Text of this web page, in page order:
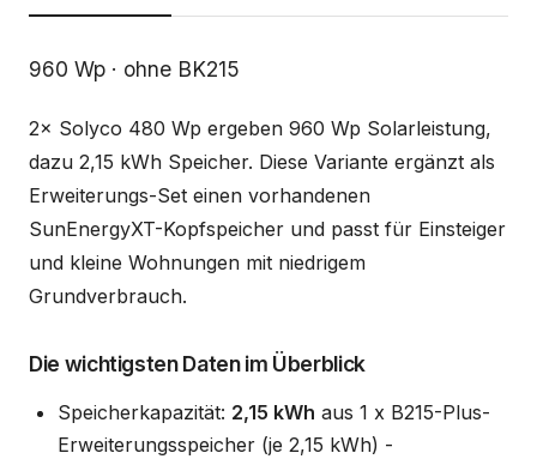
Beschreibung
960 Wp · ohne BK215
2× Solyco 480 Wp ergeben 960 Wp Solarleistung,
dazu 2,15 kWh Speicher. Diese Variante ergänzt als
Erweiterungs-Set einen vorhandenen
SunEnergyXT-Kopfspeicher und passt für Einsteiger
und kleine Wohnungen mit niedrigem
Grundverbrauch.
Die wichtigsten Daten im Überblick
Speicherkapazität: 2,15 kWh aus 1 x B215-Plus-
Erweiterungsspeicher (je 2,15 kWh) -